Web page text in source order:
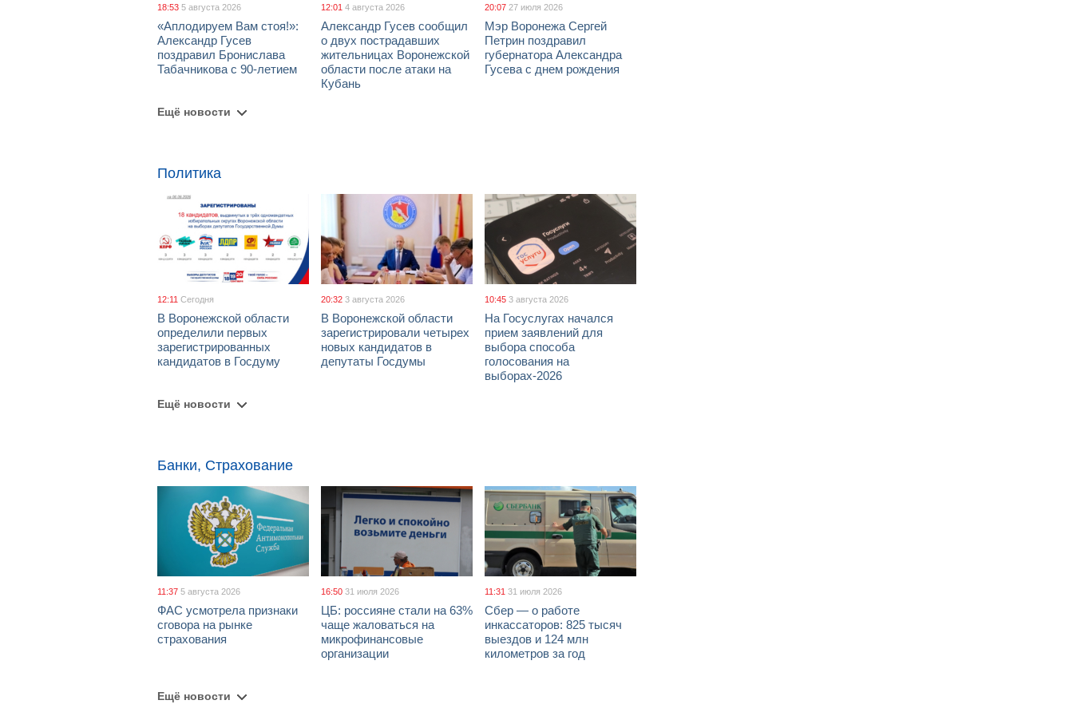
18:53 5 августа 2026
«Аплодируем Вам стоя!»:
Александр Гусев
поздравил Бронислава
Табачникова с 90-летием
12:01 4 августа 2026
Александр Гусев сообщил
о двух пострадавших
жительницах Воронежской
области после атаки на
Кубань
20:07 27 июля 2026
Мэр Воронежа Сергей
Петрин поздравил
губернатора Александра
Гусева с днем рождения
Ещё новости
Политика
12:11 Сегодня
В Воронежской области
определили первых
зарегистрированных
кандидатов в Госдуму
20:32 3 августа 2026
В Воронежской области
зарегистрировали четырех
новых кандидатов в
депутаты Госдумы
10:45 3 августа 2026
На Госуслугах начался
прием заявлений для
выбора способа
голосования на
выборах-2026
Ещё новости
Банки, Страхование
11:37 5 августа 2026
ФАС усмотрела признаки
сговора на рынке
страхования
16:50 31 июля 2026
ЦБ: россияне стали на 63%
чаще жаловаться на
микрофинансовые
организации
11:31 31 июля 2026
Сбер — о работе
инкассаторов: 825 тысяч
выездов и 124 млн
километров за год
Ещё новости